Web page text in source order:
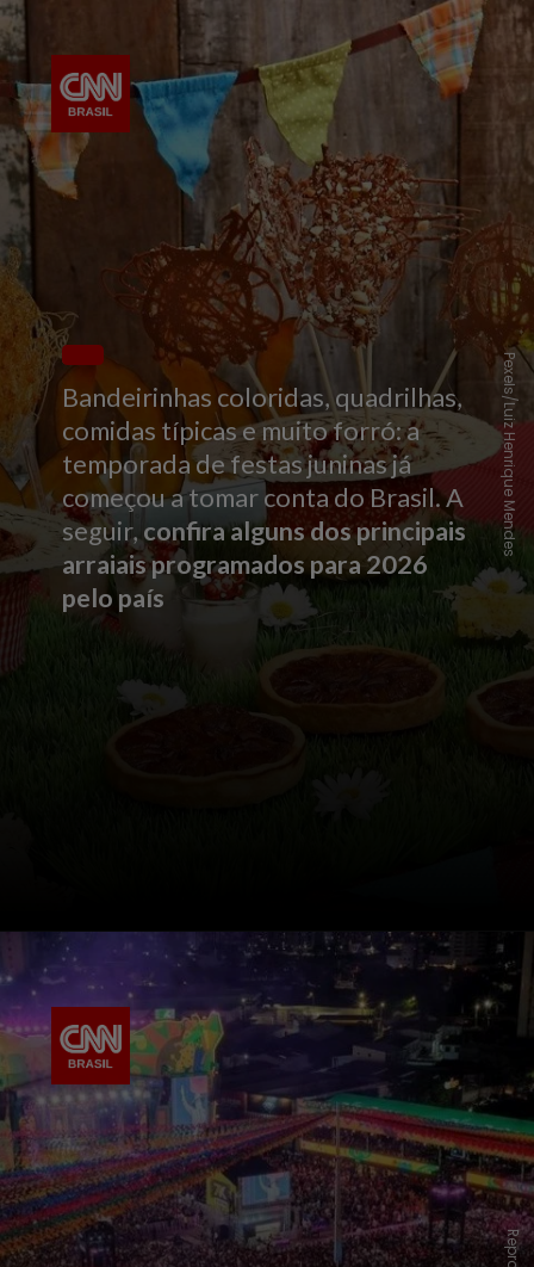
Bandeirinhas coloridas, quadrilhas,
comidas típicas e muito forró: a
temporada de festas juninas já
começou a tomar conta do Brasil. A
seguir, confira alguns dos principais
arraiais programados para 2026
pelo país
Pexels/Luiz Henrique Mendes